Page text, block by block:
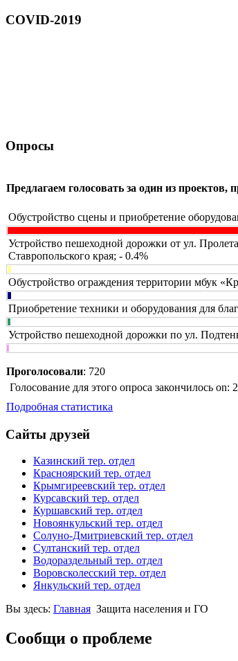
COVID-2019
Опросы
Предлагаем голосовать за один из
Обустройство сцены и приобретение
Устройство пешеходной дорожки от ул.
Ставропольского края; - 0.4%
Обустройство ограждения территории мбук
Приобретение техники и оборудования для
Устройство пешеходной дорожки по ул.
Проголосовали: 720
Голосование для этого опроса закончилось
Подробная статистика
Сайты друзей
Казинский тер. отдел
Красноярский тер. отдел
Крымгиреевский тер. отдел
Курсавский тер. отдел
Куршавский тер. отдел
Новоянкульский тер. отдел
Солуно-Дмитриевский тер. отдел
Султанский тер. отдел
Водораздельный тер. отдел
Воровсколесский тер. отдел
Янкульский тер. отдел
Вы здесь: Главная Защита населения и ГО
Сообщи о проблеме